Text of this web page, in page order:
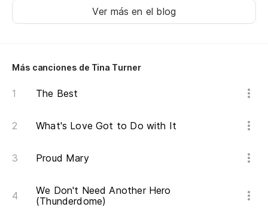
Ver más en el blog
Más canciones de Tina Turner
The Best
What's Love Got to Do with It
Proud Mary
We Don't Need Another Hero
(Thunderdome)